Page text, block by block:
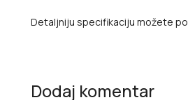
Detaljniju specifikaciju možete
Dodaj komentar